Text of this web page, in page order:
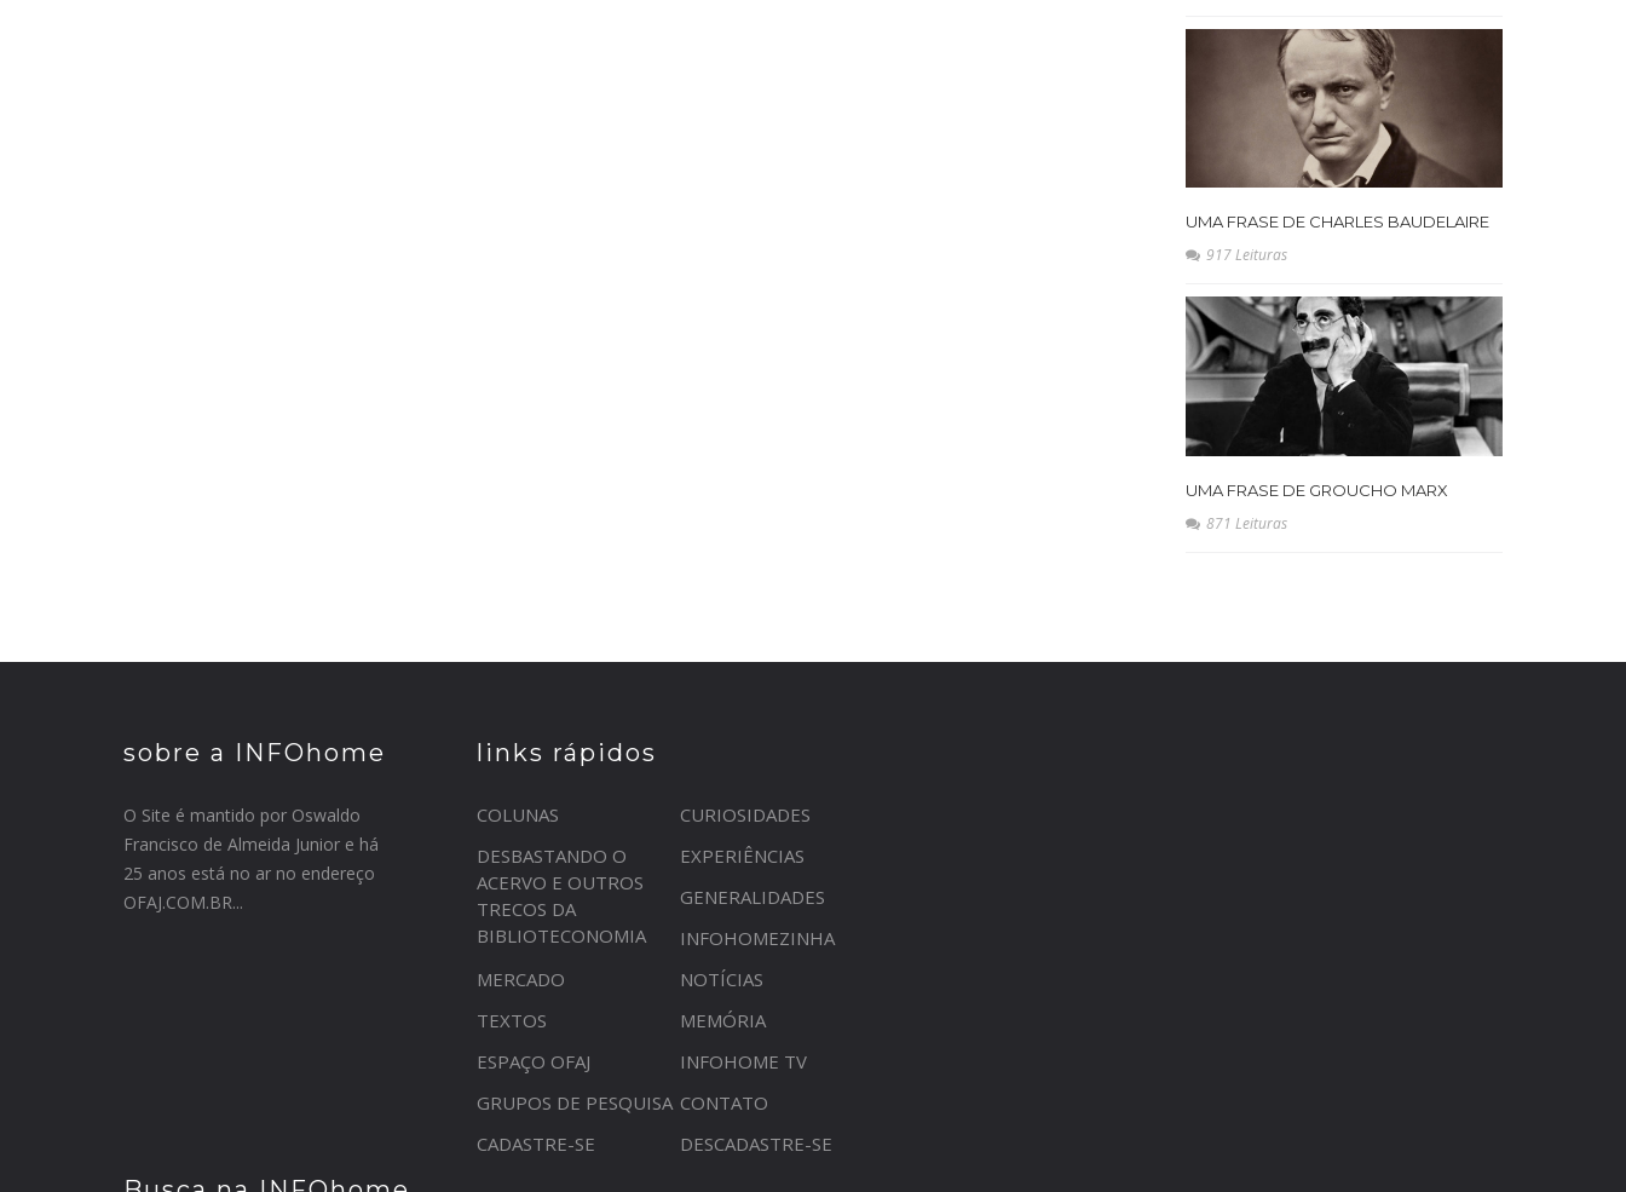
UMA FRASE DE CHARLES BAUDELAIRE
917 Leituras
UMA FRASE DE GROUCHO MARX
871 Leituras
sobre a INFOhome
O Site é mantido por Oswaldo
Francisco de Almeida Junior e há
25 anos está no ar no endereço
OFAJ.COM.BR...
links rápidos
COLUNAS
CURIOSIDADES
DESBASTANDO O
ACERVO E OUTROS
TRECOS DA
BIBLIOTECONOMIA
EXPERIÊNCIAS
GENERALIDADES
INFOHOMEZINHA
MERCADO
NOTÍCIAS
TEXTOS
MEMÓRIA
ESPAÇO OFAJ
INFOHOME TV
GRUPOS DE PESQUISA CONTATO
CADASTRE-SE
DESCADASTRE-SE